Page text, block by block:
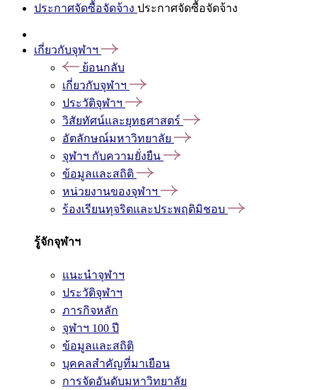
ประกาศจัดซื้อจัดจ้าง ประกาศจัดซื้อจัดจ้าง
เกี่ยวกับจุฬาฯ
ย้อนกลับ
เกี่ยวกับจุฬาฯ
ประวัติจุฬาฯ
วิสัยทัศน์และยุทธศาสตร์
อัตลักษณ์มหาวิทยาลัย
จุฬาฯ กับความยั่งยืน
ข้อมูลและสถิติ
หน่วยงานของจุฬาฯ
ร้องเรียนทุจริตและประพฤติมิชอบ
รู้จักจุฬาฯ
แนะนำจุฬาฯ
ประวัติจุฬาฯ
ภารกิจหลัก
จุฬาฯ 100 ปี
ข้อมูลและสถิติ
บุคคลสำคัญที่มาเยือน
การจัดอันดับมหาวิทยาลัย